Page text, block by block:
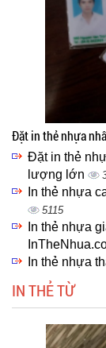
Đặt in thẻ nhựa
Đặt in thẻ
lượng lớn
In thẻ nhựa
5115
In thẻ nhựa
In thẻ nhựa
IN THẺ TỪ